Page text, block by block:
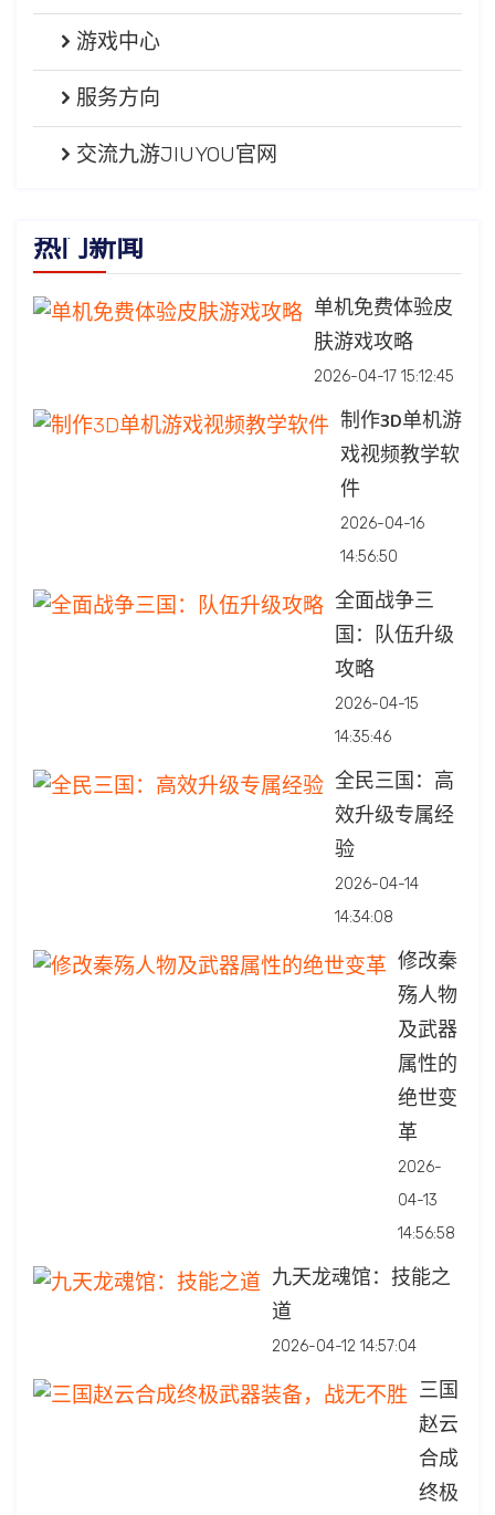
游戏中心
服务方向
交流九游JIUYOU官网
热门新闻
单机免费体验皮
肤游戏攻略
2026-04-17 15:12:45
制作3D单机游
戏视频教学软
件
2026-04-16
14:56:50
全面战争三
国：队伍升级
攻略
2026-04-15
14:35:46
全民三国：高
效升级专属经
验
2026-04-14
14:34:08
修改秦
殇人物
及武器
属性的
绝世变
革
2026-
04-13
14:56:58
九天龙魂馆：技能之
道
2026-04-12 14:57:04
三国
赵云
合成
终极